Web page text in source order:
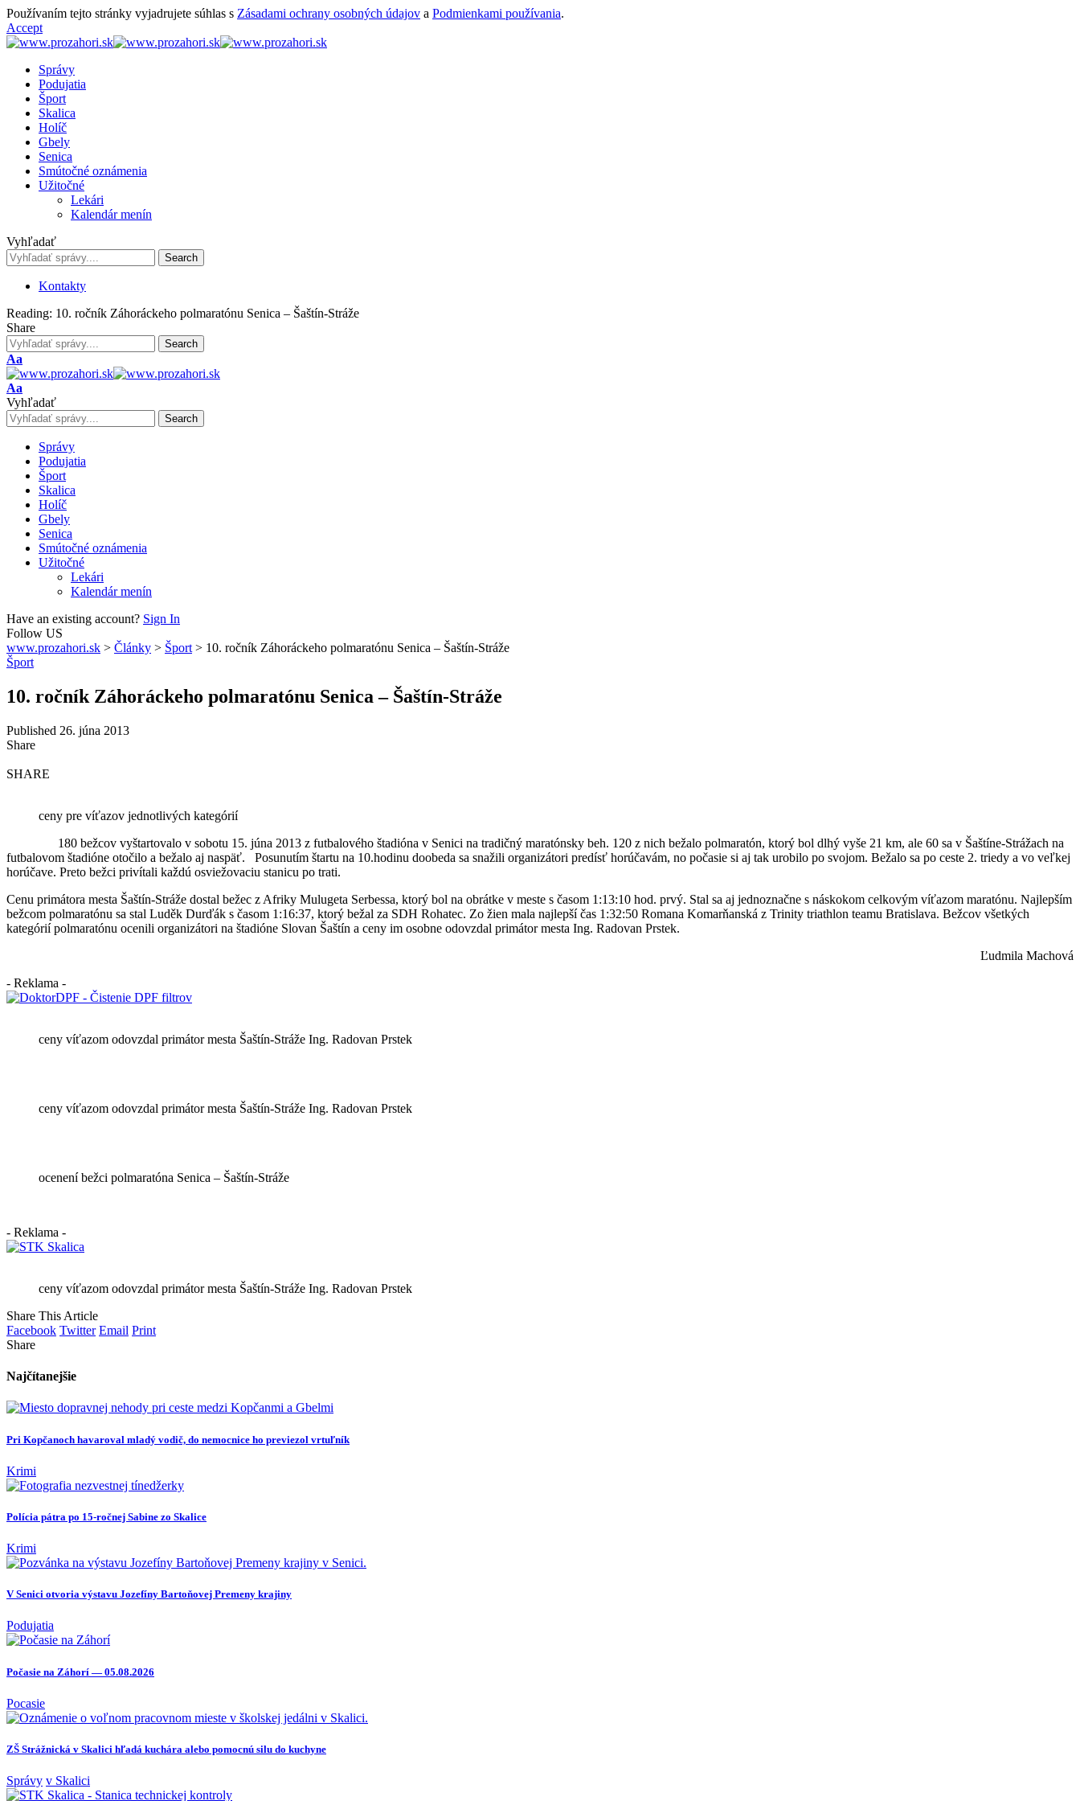
Používaním tejto stránky vyjadrujete súhlas s Zásadami ochrany osobných údajov a Podmienkami používania.
Accept
Správy
Podujatia
Šport
Skalica
Holíč
Gbely
Senica
Smútočné oznámenia
Užitočné
Lekári
Kalendár menín
Vyhľadať
Kontakty
Reading: 10. ročník Záhoráckeho polmaratónu Senica – Šaštín-Stráže
Share
Font
Resizer
Aa
Font
Resizer
Aa
Vyhľadať
Správy
Podujatia
Šport
Skalica
Holíč
Gbely
Senica
Smútočné oznámenia
Užitočné
Lekári
Kalendár menín
Have an existing account? Sign In
Follow US
www.prozahori.sk > Články > Šport > 10. ročník Záhoráckeho polmaratónu Senica – Šaštín-Stráže
Šport
10. ročník Záhoráckeho polmaratónu Senica – Šaštín-Stráže
Published 26. júna 2013
Share
SHARE
ceny pre víťazov jednotlivých kategórií
180 bežcov vyštartovalo v sobotu 15. júna 2013 z futbalového štadióna v Senici na tradičný maratónsky beh. 120 z nich bežalo polmaratón, ktorý bol dlhý vyše 21 km, ale 60 sa v Šaštíne-Strážach na
futbalovom štadióne otočilo a bežalo aj naspäť. Posunutím štartu na 10.hodinu doobeda sa snažili organizátori predísť horúčavám, no počasie si aj tak urobilo po svojom. Bežalo sa po ceste 2. triedy a vo veľkej
horúčave. Preto bežci privítali každú osviežovaciu stanicu po trati.
Cenu primátora mesta Šaštín-Stráže dostal bežec z Afriky Mulugeta Serbessa, ktorý bol na obrátke v meste s časom 1:13:10 hod. prvý. Stal sa aj jednoznačne s náskokom celkovým víťazom maratónu. Najlepším
bežcom polmaratónu sa stal Luděk Durďák s časom 1:16:37, ktorý bežal za SDH Rohatec. Zo žien mala najlepší čas 1:32:50 Romana Komarňanská z Trinity triathlon teamu Bratislava. Bežcov všetkých
kategórií polmaratónu ocenili organizátori na štadióne Slovan Šaštín a ceny im osobne odovzdal primátor mesta Ing. Radovan Prstek.
Ľudmila Machová
- Reklama -
ceny víťazom odovzdal primátor mesta Šaštín-Stráže Ing. Radovan Prstek
ceny víťazom odovzdal primátor mesta Šaštín-Stráže Ing. Radovan Prstek
ocenení bežci polmaratóna Senica – Šaštín-Stráže
- Reklama -
ceny víťazom odovzdal primátor mesta Šaštín-Stráže Ing. Radovan Prstek
Share This Article
Facebook Twitter Email Print
Share
Najčítanejšie
Pri Kopčanoch havaroval mladý vodič, do nemocnice ho previezol vrtuľník
Krimi
Polícia pátra po 15-ročnej Sabine zo Skalice
Krimi
V Senici otvoria výstavu Jozefíny Bartoňovej Premeny krajiny
Podujatia
Počasie na Záhorí — 05.08.2026
Pocasie
ZŠ Strážnická v Skalici hľadá kuchára alebo pomocnú silu do kuchyne
Správy v Skalici